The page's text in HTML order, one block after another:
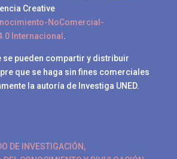
Creative
NoComercial-
Internacional .
se pueden compartir y distribuir
que se haga sin fines comerciales
la autoría de Investiga UNED.
DE INVESTIGACIÓN,